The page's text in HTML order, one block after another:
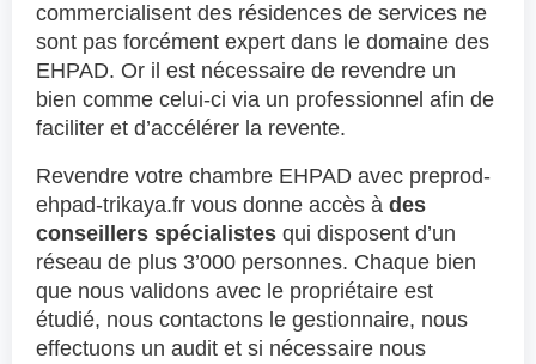
commercialisent des résidences de services ne
sont pas forcément expert dans le domaine des
EHPAD. Or il est nécessaire de revendre un
bien comme celui-ci via un professionnel afin de
faciliter et d’accélérer la revente.
Revendre votre chambre EHPAD avec preprod-
ehpad-trikaya.fr vous donne accès à des
conseillers spécialistes qui disposent d’un
réseau de plus 3’000 personnes. Chaque bien
que nous validons avec le propriétaire est
étudié, nous contactons le gestionnaire, nous
effectuons un audit et si nécessaire nous